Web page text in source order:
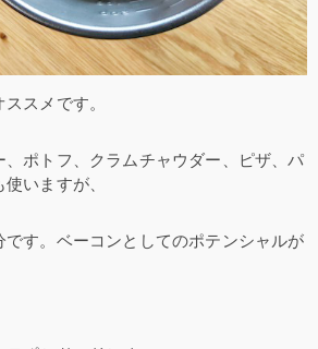
スメです。
ポトフ、クラムチャウダー、ピザ、パ
いますが、
です。ベーコンとしてのポテンシャルが